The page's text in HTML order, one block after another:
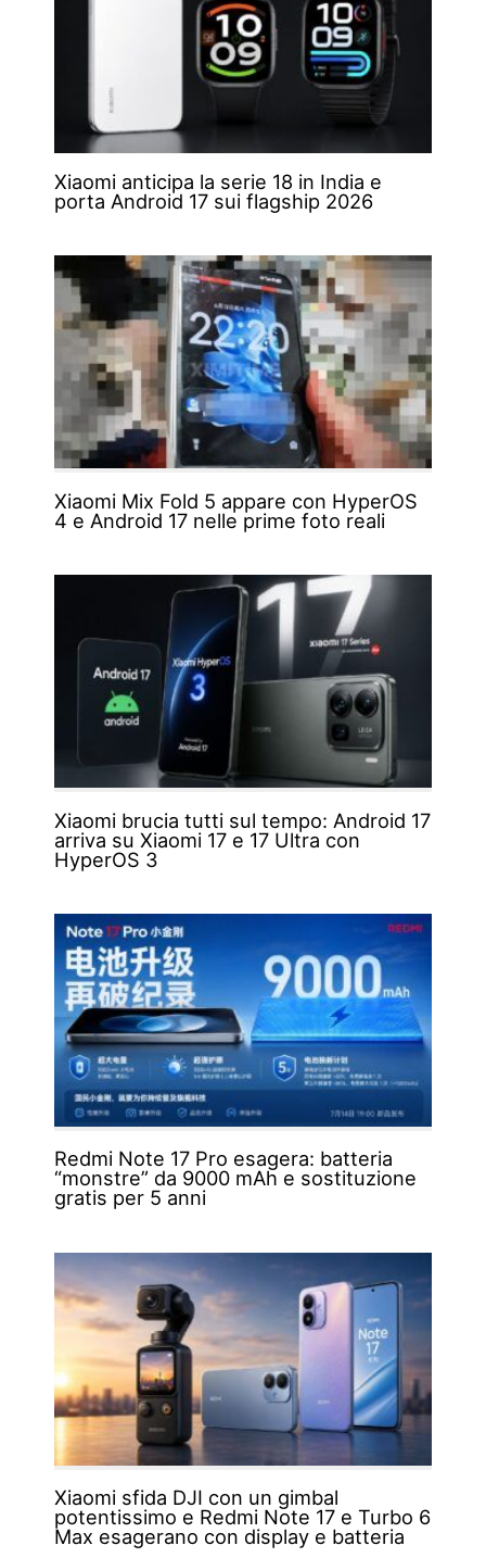
Xiaomi anticipa la serie 18 in India e
porta Android 17 sui flagship 2026
Xiaomi Mix Fold 5 appare con HyperOS
4 e Android 17 nelle prime foto reali
Xiaomi brucia tutti sul tempo: Android 17
arriva su Xiaomi 17 e 17 Ultra con
HyperOS 3
Redmi Note 17 Pro esagera: batteria
“monstre” da 9000 mAh e sostituzione
gratis per 5 anni
Xiaomi sfida DJI con un gimbal
potentissimo e Redmi Note 17 e Turbo 6
Max esagerano con display e batteria